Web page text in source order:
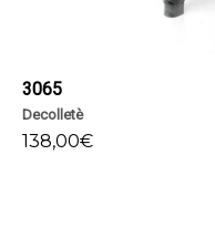
3065
Decolletè
138,00€